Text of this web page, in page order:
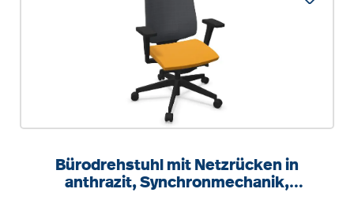
Bürodrehstuhl mit Netzrücken in
anthrazit, Synchronmechanik,